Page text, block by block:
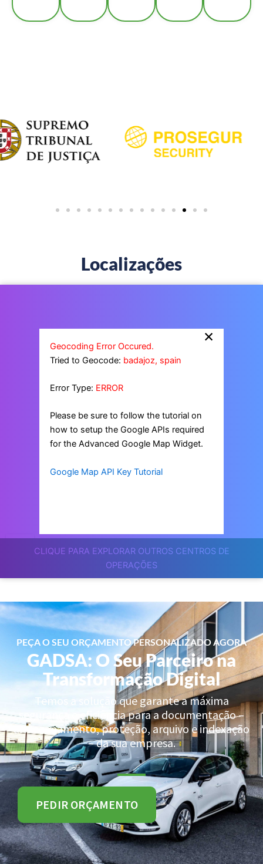
Localizações
CLIQUE PARA EXPLORAR OUTROS CENTROS DE
OPERAÇÕES
×
Geocoding Error Occured.
Tried to Geocode: badajoz, spain
Error Type: ERROR
Please be sure to follow the tutorial on
how to setup the Google APIs required
for the Advanced Google Map Widget.
Google Map API Key Tutorial
PEÇA O SEU ORÇAMENTO PERSONALIZADO AGORA
GADSA: O Seu Parceiro na
Transformação Digital
Temos a solução que garante a máxima
segurança e eficiência para a documentação –
armazenamento, proteção, arquivo e indexação
– da sua empresa.
PEDIR ORÇAMENTO